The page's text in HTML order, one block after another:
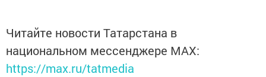
Читайте новости Татарстана в
национальном мессенджере MАХ:
https://max.ru/tatmedia